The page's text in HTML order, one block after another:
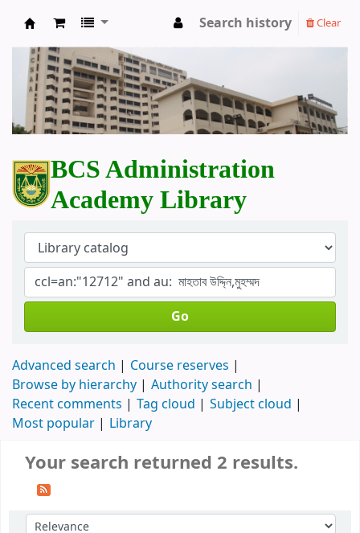
BCS Administration Academy Library
Search history Clear
BCS Administration
Academy Library
Go
Advanced search
Course reserves
Browse by hierarchy
Authority search
Recent comments
Tag cloud
Subject cloud
Most popular
Library
Your search returned 2 results.